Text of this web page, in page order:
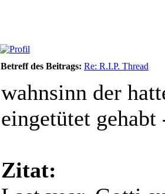
Betreff des Beitrags: Re: R.I.P. Thread
wahnsinn der
eingetütet
Zitat: